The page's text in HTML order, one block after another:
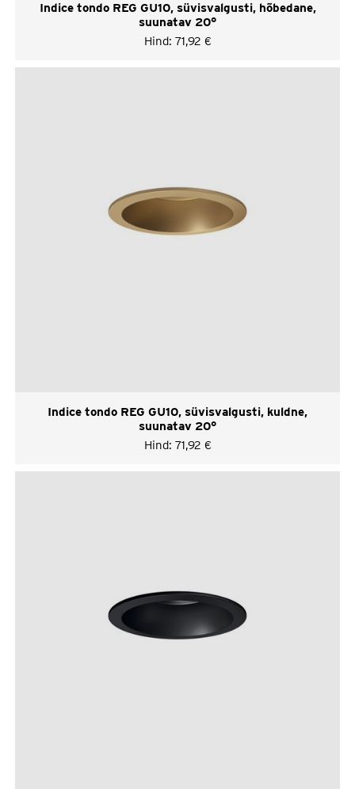
Indice tondo REG GU10, süvisvalgusti, hõbedane,
suunatav 20°
Hind: 71,92 €
Indice tondo REG GU10, süvisvalgusti, kuldne,
suunatav 20°
Hind: 71,92 €